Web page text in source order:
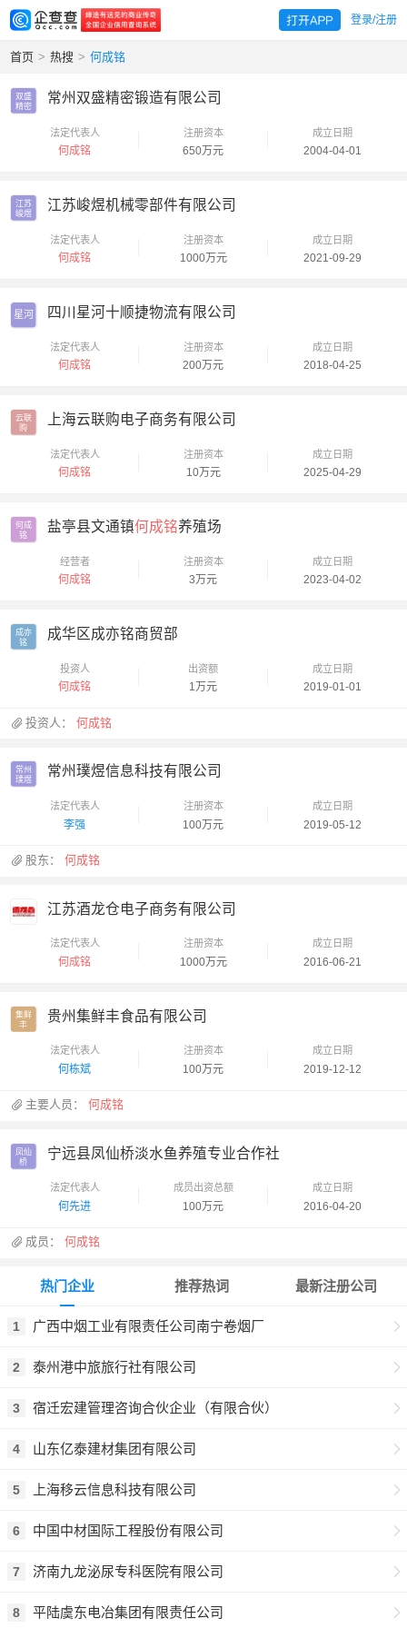
登录/注册
首页 > 热搜 > 何成铭
双盛
精密
常州双盛精密锻造有限公司
法定代表人
何成铭
注册资本
650万元
成立日期
2004-04-01
江苏
峻煜
江苏峻煜机械零部件有限公司
法定代表人
何成铭
注册资本
1000万元
成立日期
2021-09-29
星河 四川星河十顺捷物流有限公司
法定代表人
何成铭
注册资本
200万元
成立日期
2018-04-25
云联
购
上海云联购电子商务有限公司
法定代表人
何成铭
注册资本
10万元
成立日期
2025-04-29
何成
铭
盐亭县文通镇何成铭养殖场
经营者
何成铭
注册资本
3万元
成立日期
2023-04-02
成亦
铭
成华区成亦铭商贸部
投资人
何成铭
出资额
1万元
成立日期
2019-01-01
投资人：何成铭
常州
璞煜
常州璞煜信息科技有限公司
法定代表人
李强
注册资本
100万元
成立日期
2019-05-12
股东：何成铭
江苏酒龙仓电子商务有限公司
法定代表人
何成铭
注册资本
1000万元
成立日期
2016-06-21
集鲜
丰
贵州集鲜丰食品有限公司
法定代表人
何栋斌
注册资本
100万元
成立日期
2019-12-12
主要人员：何成铭
凤仙
桥
宁远县凤仙桥淡水鱼养殖专业合作社
法定代表人
何先进
成员出资总额
100万元
成立日期
2016-04-20
成员：何成铭
热门企业
1 广西中烟工业有限责任公司南宁卷烟厂
2 泰州港中旅旅行社有限公司
3 宿迁宏建管理咨询合伙企业（有限合伙）
4 山东亿泰建材集团有限公司
5 上海移云信息科技有限公司
6 中国中材国际工程股份有限公司
7 济南九龙泌尿专科医院有限公司
8 平陆虞东电冶集团有限责任公司
推荐热词 最新注册公司